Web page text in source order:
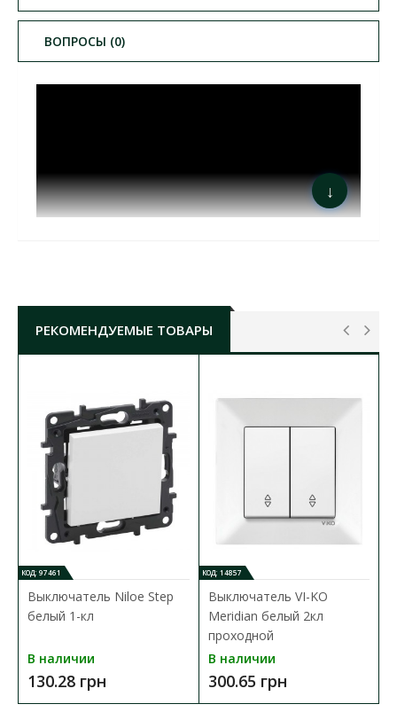
ВОПРОСЫ (0)
надежностью и компактностью и устанавливается с
фронтальной стороны. Клавиши фиксирующего
механизма безвинтовых клемм имеют увеличенный
размер и плавный ход. Клавиша снимается, тем
самым, позволяет выполнить замену светодиодного
блока подсветки с фронтальной стороны.
ВЫКЛЮЧАТЕЛЬ ZENIT TOTAL БЕЛЫЙ
ЖАЛЮЗИ ( 2CLA224410N1201 )
Механизм выключателя:Жалюзи
Цвет электроустановочных изделий:Белый
Тип монтажа электроустановочных изделий:
Степень защиты:
↓
РЕКОМЕНДУЕМЫЕ ТОВАРЫ
КОД: 97461
Выключатель Niloe Step
белый 1-кл
В наличии
130.28 грн
КОД: 14857
Выключатель VI-KO
Meridian белый 2кл
проходной
В наличии
300.65 грн